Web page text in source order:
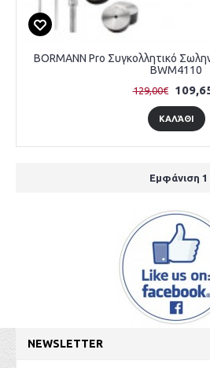
BORMANN Pro Συγκολλητικό
BWM4110
129,00€
ΚΑΛΆΘΙ
Εμφάνιση 1
NEWSLETTER